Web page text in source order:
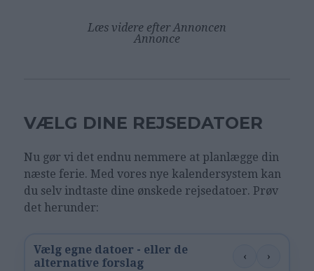
Læs videre efter Annoncen
Annonce
VÆLG DINE REJSEDATOER
Nu gør vi det endnu nemmere at planlægge din
næste ferie. Med vores nye kalendersystem kan
du selv indtaste dine ønskede rejsedatoer. Prøv
det herunder:
Vælg egne datoer - eller de
alternative forslag
‹ ›